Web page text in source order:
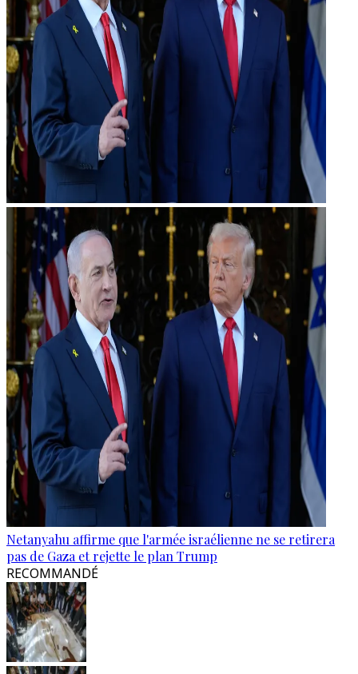
Netanyahu affirme que l'armée israélienne ne se retirera
pas de Gaza et rejette le plan Trump
RECOMMANDÉ